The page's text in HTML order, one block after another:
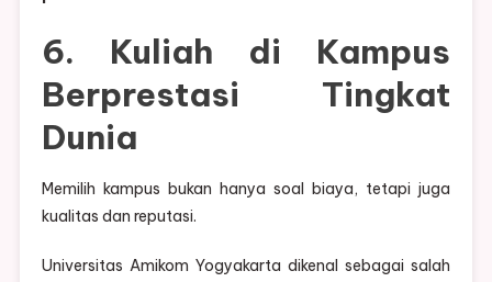
6. Kuliah di Kampus
Berprestasi Tingkat
Dunia
Memilih kampus bukan hanya soal biaya, tetapi juga
kualitas dan reputasi.
Universitas Amikom Yogyakarta dikenal sebagai salah